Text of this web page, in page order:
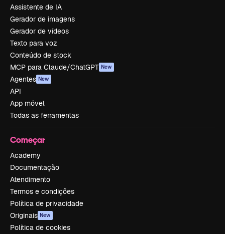
Assistente de IA
Gerador de imagens
Gerador de vídeos
Texto para voz
Conteúdo de stock
MCP para Claude/ChatGPT New
Agentes New
API
App móvel
Todas as ferramentas
Começar
Academy
Documentação
Atendimento
Termos e condições
Política de privacidade
Originais New
Política de cookies